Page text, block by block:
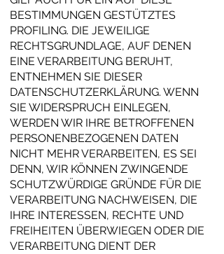
BESTIMMUNGEN GESTÜTZTES
PROFILING. DIE JEWEILIGE
RECHTSGRUNDLAGE, AUF DENEN
EINE VERARBEITUNG BERUHT,
ENTNEHMEN SIE DIESER
DATENSCHUTZERKLÄRUNG. WENN
SIE WIDERSPRUCH EINLEGEN,
WERDEN WIR IHRE BETROFFENEN
PERSONENBEZOGENEN DATEN
NICHT MEHR VERARBEITEN, ES SEI
DENN, WIR KÖNNEN ZWINGENDE
SCHUTZWÜRDIGE GRÜNDE FÜR DIE
VERARBEITUNG NACHWEISEN, DIE
IHRE INTERESSEN, RECHTE UND
FREIHEITEN ÜBERWIEGEN ODER DIE
VERARBEITUNG DIENT DER